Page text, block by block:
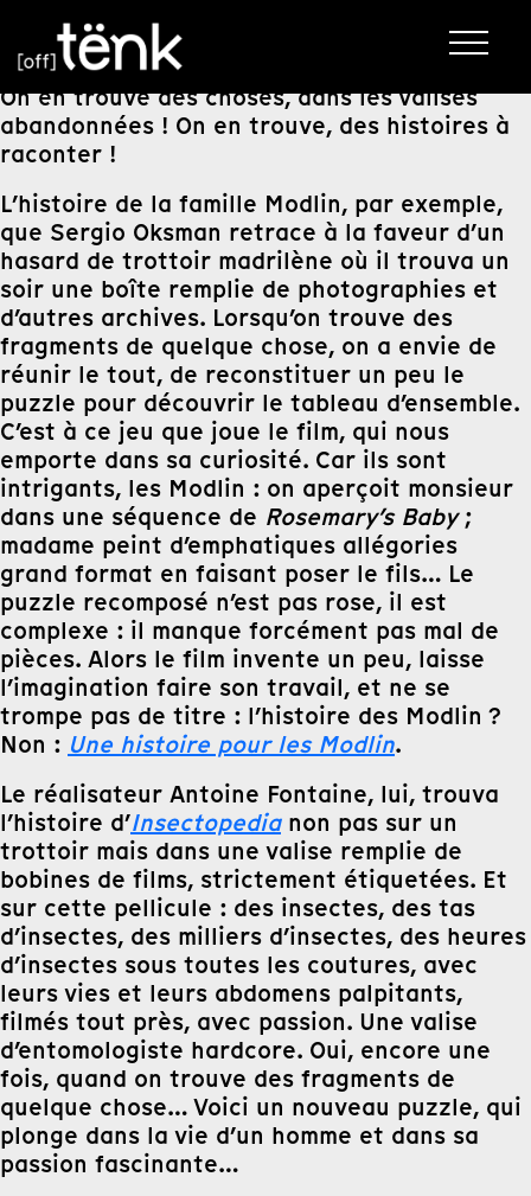
On en trouve des choses, dans les valises
abandonnées ! On en trouve, des histoires à
raconter !
L’histoire de la famille Modlin, par exemple,
que Sergio Oksman retrace à la faveur d’un
hasard de trottoir madrilène où il trouva un
soir une boîte remplie de photographies et
d’autres archives. Lorsqu’on trouve des
fragments de quelque chose, on a envie de
réunir le tout, de reconstituer un peu le
puzzle pour découvrir le tableau d’ensemble.
C’est à ce jeu que joue le film, qui nous
emporte dans sa curiosité. Car ils sont
intrigants, les Modlin : on aperçoit monsieur
dans une séquence de Rosemary’s Baby;
madame peint d’emphatiques allégories
grand format en faisant poser le fils… Le
puzzle recomposé n’est pas rose, il est
complexe : il manque forcément pas mal de
pièces. Alors le film invente un peu, laisse
l’imagination faire son travail, et ne se
trompe pas de titre : l’histoire des Modlin ?
Non : Une histoire pour les Modlin.
Le réalisateur Antoine Fontaine, lui, trouva
l’histoire d’Insectopedianon pas sur un
trottoir mais dans une valise remplie de
bobines de films, strictement étiquetées. Et
sur cette pellicule : des insectes, des tas
d’insectes, des milliers d’insectes, des heures
d’insectes sous toutes les coutures, avec
leurs vies et leurs abdomens palpitants,
filmés tout près, avec passion. Une valise
d’entomologiste hardcore. Oui, encore une
fois, quand on trouve des fragments de
quelque chose… Voici un nouveau puzzle, qui
plonge dans la vie d’un homme et dans sa
passion fascinante…